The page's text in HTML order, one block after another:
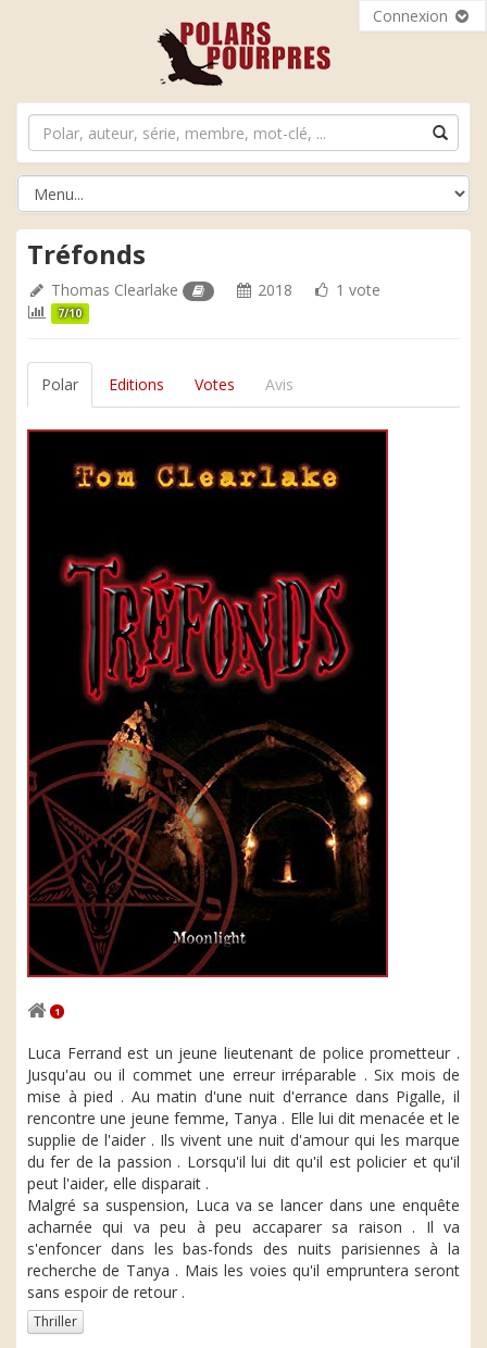
Connexion
Tréfonds
Thomas Clearlake 2018 1 vote
7/10
Polar Editions Votes Avis
1
Luca Ferrand est un jeune lieutenant de police prometteur .
Jusqu'au ou il commet une erreur irréparable . Six mois de
mise à pied . Au matin d'une nuit d'errance dans Pigalle, il
rencontre une jeune femme, Tanya . Elle lui dit menacée et le
supplie de l'aider . Ils vivent une nuit d'amour qui les marque
du fer de la passion . Lorsqu'il lui dit qu'il est policier et qu'il
peut l'aider, elle disparait .
Malgré sa suspension, Luca va se lancer dans une enquête
acharnée qui va peu à peu accaparer sa raison . Il va
s'enfoncer dans les bas-fonds des nuits parisiennes à la
recherche de Tanya . Mais les voies qu'il empruntera seront
sans espoir de retour .
Thriller